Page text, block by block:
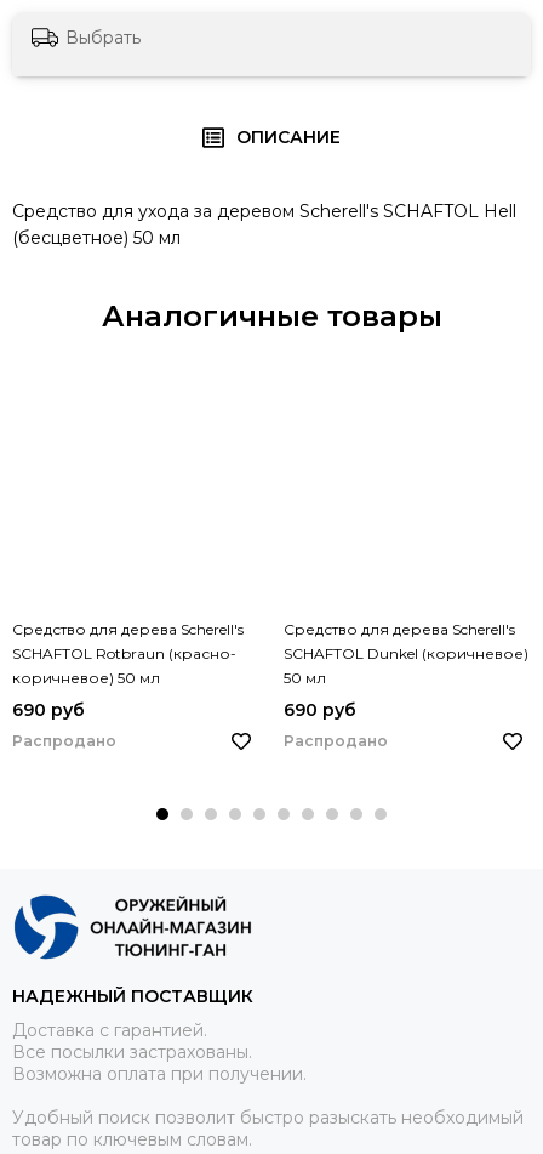
Выбрать
ОПИСАНИЕ
Средство для ухода за деревом Scherell's SCHAFTOL Hell
(бесцветное) 50 мл
Аналогичные товары
Средство для дерева Scherell's
SCHAFTOL Rotbraun (красно-
коричневое) 50 мл
690 руб
Распродано
Средство для дерева Scherell's
SCHAFTOL Dunkel (коричневое)
50 мл
690 руб
Распродано
НАДЕЖНЫЙ ПОСТАВЩИК
Доставка с гарантией.
Все посылки застрахованы.
Возможна оплата при получении.
Удобный поиск позволит быстро разыскать необходимый
товар по ключевым словам.